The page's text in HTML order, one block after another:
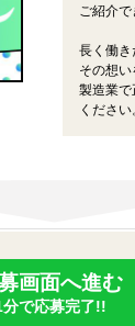
ご紹介で
長く働
その想
製造業で
ください
画面へ進む
分で応募完了!!